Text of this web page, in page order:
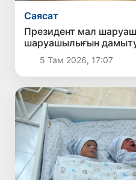
Саясат
Президент мал
шаруашылығын дамыту
шаралармен танысты
5 Там 2026, 17:07